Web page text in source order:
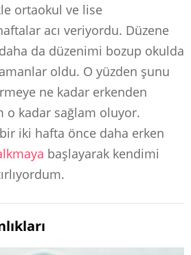
ortaokul ve lise
acı veriyordu. Düzene
da düzenimi bozup okulda
oldu. O yüzden şunu
ne kadar erkenden
o kadar sağlam oluyor.
iki hafta önce daha erken
başlayarak kendimi